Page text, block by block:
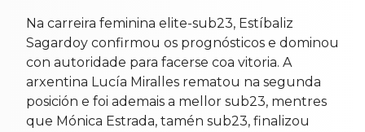
Na carreira feminina elite-sub23, Estíbaliz
Sagardoy confirmou os prognósticos e dominou
con autoridade para facerse coa vitoria. A
arxentina Lucía Miralles rematou na segunda
posición e foi ademais a mellor sub23, mentres
que Mónica Estrada, tamén sub23, finalizou